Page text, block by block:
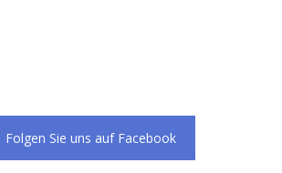
Folgen Sie uns auf Facebook